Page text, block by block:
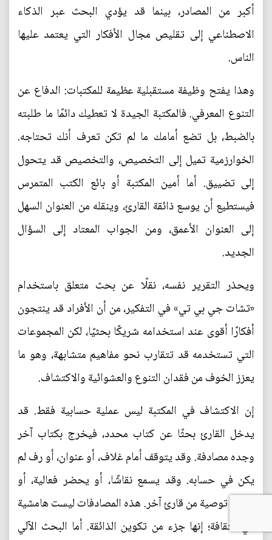
أكبر من المصادر، بينما قد يؤدي البحث عبر الذكاء
الاصطناعي إلى تقليص مجال الأفكار التي يعتمد عليها
الناس.
وهذا يفتح وظيفة مستقبلية عظيمة للمكتبات: الدفاع عن
التنوع المعرفي. فالمكتبة الجيدة لا تعطيك دائمًا ما طلبته
بالضبط، بل تضع أمامك ما لم تكن تعرف أنك تحتاجه.
الخوارزمية تميل إلى التخصيص، والتخصيص قد يتحول
إلى تضييق. أما أمين المكتبة أو بائع الكتب المتمرس
فيستطيع أن يوسع ذائقة القارئ، وينقله من العنوان السهل
إلى العنوان الأعمق، ومن الجواب المعتاد إلى السؤال
الجديد.
ويحذر التقرير نفسه، نقلًا عن بحث متعلق باستخدام
«تشات جي بي تي» في التفكير، من أن الأفراد قد ينتجون
أفكارًا أقوى عند استخدامه شريكًا بحثيًا، لكن المجموعات
التي تستخدمه قد تتقارب نحو مفاهيم متشابهة، وهو ما
يعزز الخوف من فقدان التنوع والعشوائية والاكتشاف.
إن الاكتشاف في المكتبة ليس عملية حسابية فقط. قد
يدخل القارئ بحثًا عن كتاب محدد، فيخرج بكتاب آخر
وجده مصادفة. وقد يتوقف أمام غلاف، أو عنوان، أو رف لم
يكن في حسابه. وقد يسمع نقاشًا، أو يحضر فعالية، أو
يتلقى توصية من قارئ آخر. هذه المصادفات ليست هامشية
في الثقافة؛ إنها جزء من تكوين الذائقة. أما البحث الآلي